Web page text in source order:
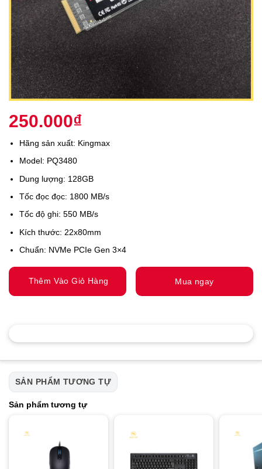
250.000₫
Hãng sản xuất: Kingmax
Model: PQ3480
Dung lượng: 128GB
Tốc đọc đọc: 1800 MB/s
Tốc độ ghi: 550 MB/s
Kích thước: 22x80mm
Chuẩn: NVMe PCIe Gen 3×4
Thêm Vào Giỏ Hàng Mua ngay
SẢN PHẨM TƯƠNG TỰ
Sản phẩm tương tự